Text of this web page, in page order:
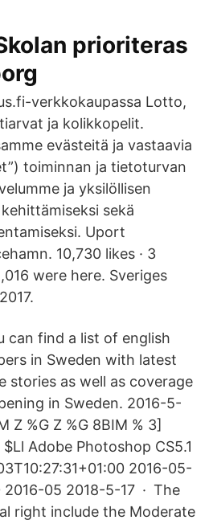
prioriteras
verkkokaupassa Lotto,
ja kolikkopelit.
evästeitä ja vastaavia
toiminnan ja tietoturvan
ja yksilöllisen
sekä
Uport
10,730 likes · 3
were here. Sveriges
can find a list of english
in Sweden with latest
stories as well as coverage
in Sweden. 2016-5-
Z %G Z %G 8BIM % З]
Adobe Photoshop CS5.1
2016-05-
05 2018-5-17 · The
right include the Moderate